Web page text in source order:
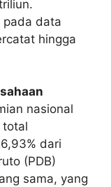
pada data
hingga
nasional
total
dari
(PDB)
sama, yang